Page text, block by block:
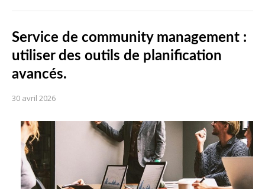
Service de community management :
utiliser des outils de planification
avancés.
30 avril 2026